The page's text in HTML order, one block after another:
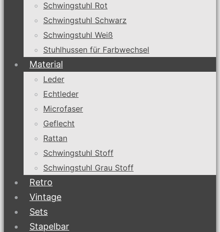
Schwingstuhl Rot
Schwingstuhl Schwarz
Schwingstuhl Weiß
Stuhlhussen für Farbwechsel
Material
Leder
Echtleder
Microfaser
Geflecht
Rattan
Schwingstuhl Stoff
Schwingstuhl Grau Stoff
Retro
Vintage
Sets
Stapelbar